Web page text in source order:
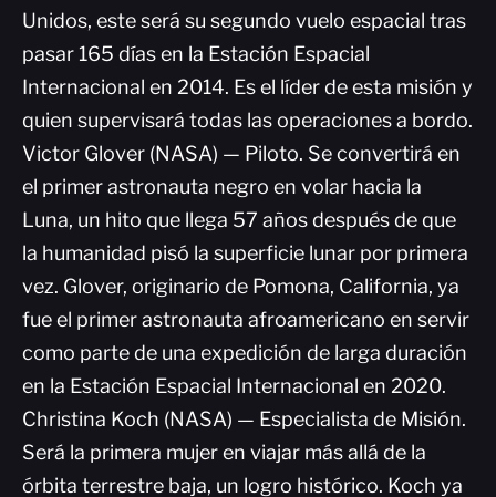
Unidos, este será su segundo vuelo espacial tras
pasar 165 días en la Estación Espacial
Internacional en 2014. Es el líder de esta misión y
quien supervisará todas las operaciones a bordo.
Victor Glover (NASA) — Piloto. Se convertirá en
el primer astronauta negro en volar hacia la
Luna, un hito que llega 57 años después de que
la humanidad pisó la superficie lunar por primera
vez. Glover, originario de Pomona, California, ya
fue el primer astronauta afroamericano en servir
como parte de una expedición de larga duración
en la Estación Espacial Internacional en 2020.
Christina Koch (NASA) — Especialista de Misión.
Será la primera mujer en viajar más allá de la
órbita terrestre baja, un logro histórico. Koch ya